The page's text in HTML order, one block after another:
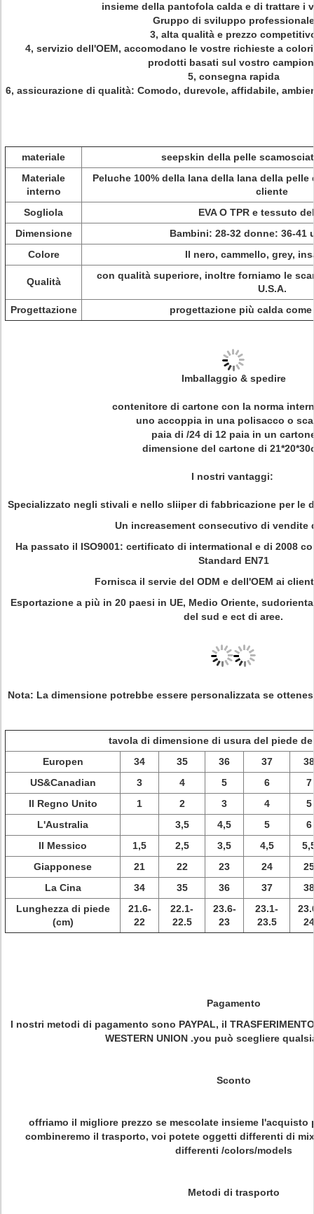
insieme della pantofola calda e di trattare i
Gruppo di sviluppo professionale
3, alta qualità e prezzo
4, servizio dell'OEM, accomodano le vostre richieste a
prodotti basati sul vostro
5, consegna rapida
6, assicurazione di qualità: Comodo, durevole, affidabile,
materiale
seepskin della pelle
Materiale
interno
Peluche 100% della lana della lana della
cliente
Sogliola
EVA O TPR e tessuto
Dimensione
Bambini: 28-32 donne: 36-41
Colore
Il nero, cammello, grey,
Qualità
con qualità superiore, inoltre forniamo le
U.S.A.
Progettazione
progettazione più calda
Imballaggio & spedire
contenitore di cartone con la norma
uno accoppia in una polisacco o
paia di /24 di 12 paia in un
dimensione del cartone di
I nostri vantaggi:
Specializzato negli stivali e nello sliiper di fabbricazione per le
Un increasement consecutivo di vendite
Ha passato il ISO9001: certificato di intermational e di 2008
Standard EN71
Fornisca il servie del ODM e dell'OEM ai
Esportazione a più in 20 paesi in UE, Medio Oriente,
del sud e ect di aree.
Nota: La dimensione potrebbe essere personalizzata se
tavola di dimensione di usura del piede
Europen
34 35 36 37
38
US&Canadian
3 4 5 6
7
Il Regno Unito
1 2 3 4
5
L'Australia
3,5 4,5 5
6
Il Messico
1,5 2,5 3,5 4,5
Giapponese
21 22 23 24
25
La Cina
34 35 36 37
38
Lunghezza di piede
(cm)
21.6-
22
22.1-
22.5
23.6-
23
23.1-
23.5
24
Pagamento
I nostri metodi di pagamento sono PAYPAL, il
WESTERN UNION .you può scegliere
Sconto
offriamo il migliore prezzo se mescolate insieme l'acquisto
combineremo il trasporto, voi potete oggetti differenti di
differenti /colors/models
Metodi di trasporto